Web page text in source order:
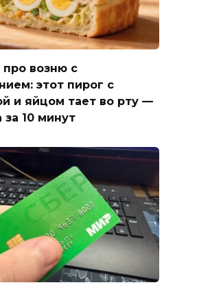
возню с
этот пирог с
и яйцом тает во рту —
за 10 минут